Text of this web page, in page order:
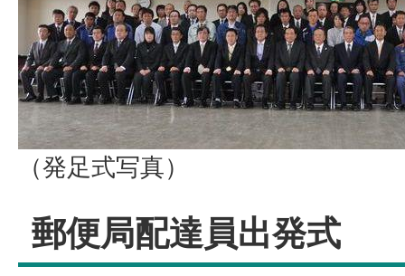
（発足式写真）
郵便局配達員出発式